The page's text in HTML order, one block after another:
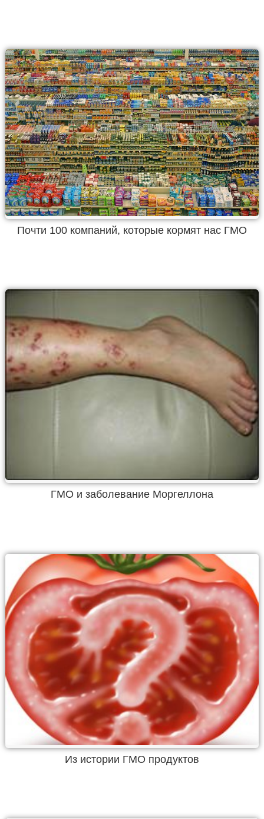
Почти 100 компаний, которые кормят нас ГМО
ГМО и заболевание Моргеллона
Из истории ГМО продуктов